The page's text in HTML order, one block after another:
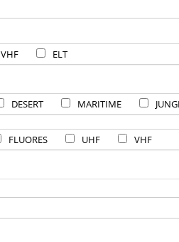
VHF ELT
DESERT MARITIME
FLUORES UHF VHF